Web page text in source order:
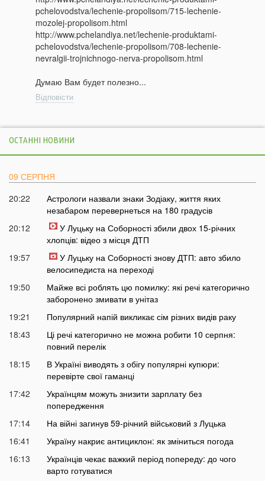
pchelovodstva/lechenie-propolisom/715-lechenie-
mozolej-propolisom.html
http://www.pchelandiya.net/lechenie-produktami-
pchelovodstva/lechenie-propolisom/708-lechenie-
nevralgii-trojnichnogo-nerva-propolisom.html
Думаю Вам будет полезно...
Відповісти
ОСТАННІ НОВИНИ
09 СЕРПНЯ
20:22
Астрологи назвали знаки Зодіаку, життя яких
незабаром перевернеться на 180 градусів
20:12
У Луцьку на Соборності збили двох 15-річних
хлопців: відео з місця ДТП
19:57
У Луцьку на Соборності знову ДТП: авто збило
велосипедиста на переході
19:50
Майже всі роблять цю помилку: які речі категорично
заборонено змивати в унітаз
19:21
Популярний напій викликає сім різних видів раку
18:43
Ці речі категорично не можна робити 10 серпня:
повний перелік
18:15
В Україні виводять з обігу популярні купюри:
перевірте свої гаманці
17:42
Українцям можуть знизити зарплату без
попередження
17:14
На війні загинув 59-річний військовий з Луцька
16:41
Україну накриє антициклон: як зміниться погода
16:13
Українців чекає важкий період попереду: до чого
варто готуватися